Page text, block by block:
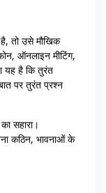
तो उसे मौखिक
ऑनलाइन मीटिंग,
यह है कि तुरंत
पर तुरंत प्रश्न
सहारा।
कठिन, भावनाओं के